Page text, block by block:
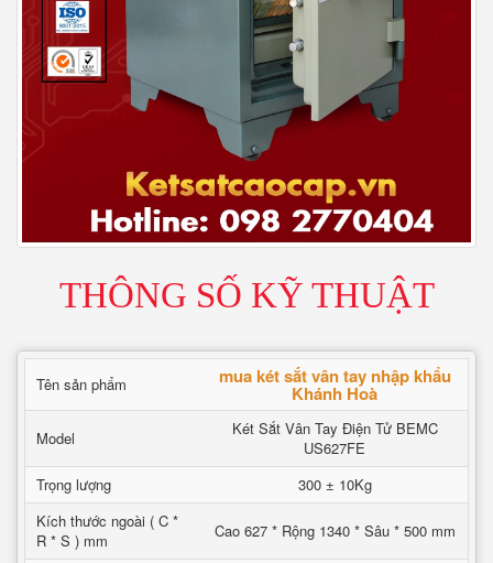
THÔNG SỐ KỸ THUẬT
Tên sản phẩm mua két sắt vân tay nhập khẩu
Khánh Hoà
Model
Két Sắt Vân Tay Điện Tử BEMC
US627FE
Trọng lượng
300 ± 10Kg
Kích thước ngoài ( C *
R * S ) mm
Cao 627 * Rộng 1340 * Sâu * 500 mm